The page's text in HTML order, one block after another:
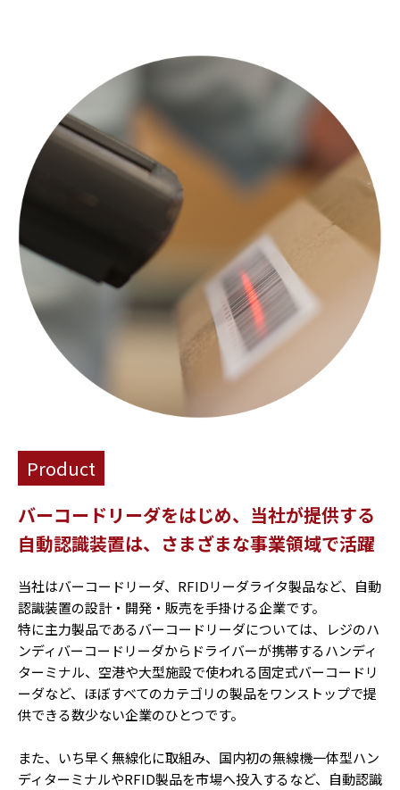
Product
バーコードリーダをはじめ、当社が提供する
自動認識装置は、 さまざまな事業領域で活躍
当社はバーコードリーダ、RFIDリーダライタ製品など、自動
認識装置の設計・開発・販売を手掛ける企業です。
特に主力製品であるバーコードリーダについては、レジのハ
ンディバーコードリーダからドライバーが携帯するハンディ
ターミナル、空港や大型施設で使われる固定式バーコードリ
ーダなど、ほぼすべてのカテゴリの製品をワンストップで提
供できる数少ない企業のひとつです。
また、いち早く無線化に取組み、国内初の無線機一体型ハン
ディターミナルやRFID製品を市場へ投入するなど、自動認識